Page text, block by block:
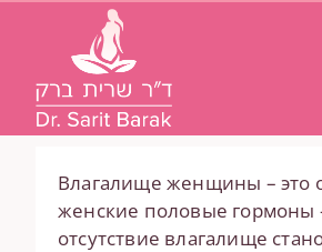
Влагалище женщины – это
женские половые гормоны
отсутствие влагалище